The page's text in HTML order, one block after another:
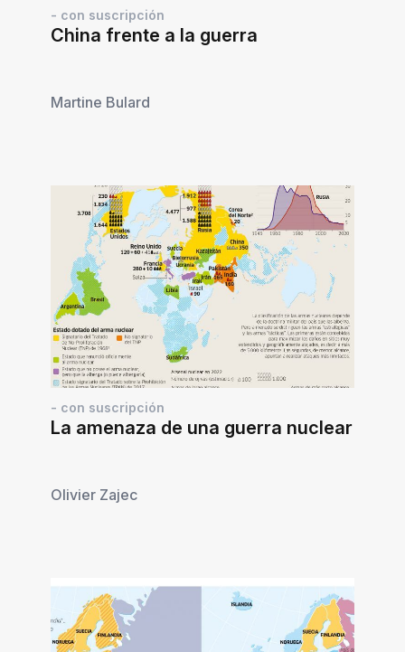
- con suscripción
China frente a la guerra
Martine Bulard
- con suscripción
La amenaza de una guerra nuclear
Olivier Zajec